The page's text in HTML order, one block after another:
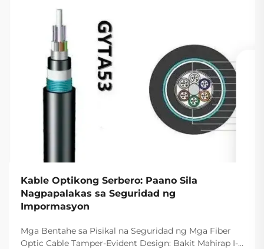
Kable Optikong Serbero: Paano Sila
Nagpapalakas sa Seguridad ng
Impormasyon
Mga Bentahe sa Pisikal na Seguridad ng Mga Fiber
Optic Cable Tamper-Evident Design: Bakit Mahirap I-